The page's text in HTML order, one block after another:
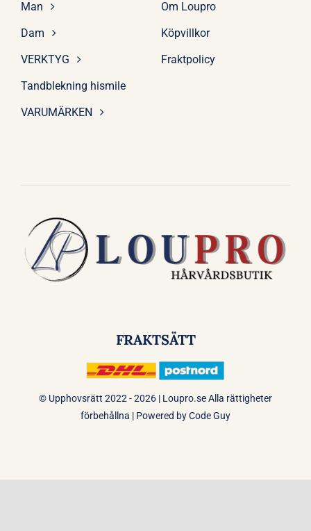
Man
Dam
VERKTYG
Tandblekning hismile
VARUMÄRKEN
Om Loupro
Köpvillkor
Fraktpolicy
FRAKTSÄTT
© Upphovsrätt 2022 - 2026 | Loupro.se Alla rättigheter
förbehållna | Powered byCode Guy